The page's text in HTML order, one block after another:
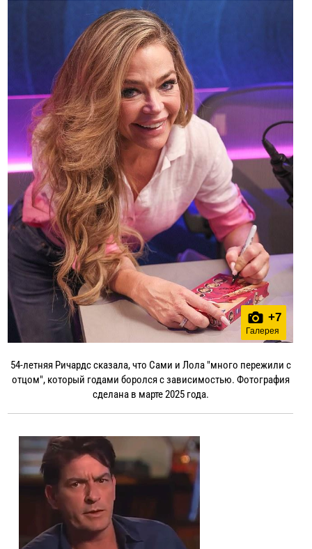
+7
Галерея
54-летняя Ричардс сказала, что Сами и Лола "много пережили с
отцом", который годами боролся с зависимостью. Фотография
сделана в марте 2025 года.